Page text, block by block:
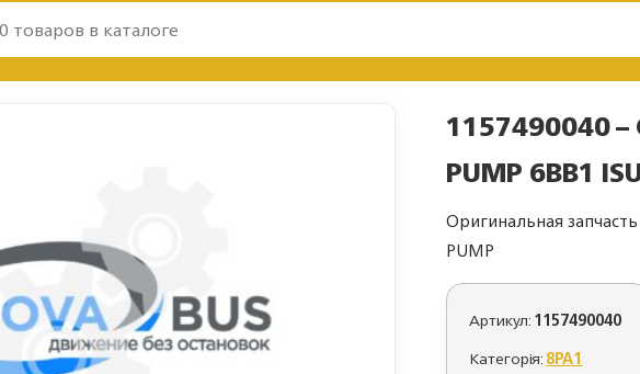
1157490040 –
PUMP 6BB1
Оригинальная
PUMP
Артикул:1157490040
Категорія:8PA1